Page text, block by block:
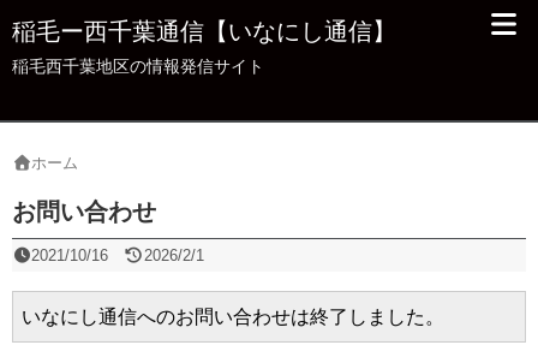
稲毛ー西千葉通信【いなにし通信】
稲毛西千葉地区の情報発信サイト
ホーム
お問い合わせ
2021/10/16 2026/2/1
いなにし通信へのお問い合わせは終了しました。